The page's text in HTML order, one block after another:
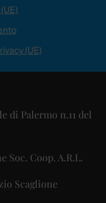
(UE)
Palermo n.11 del
Coop. A.R.L.
Scaglione